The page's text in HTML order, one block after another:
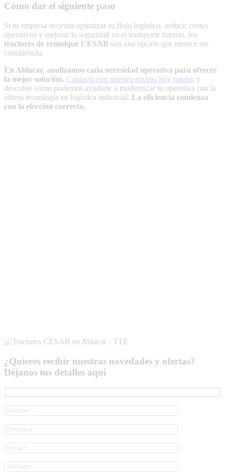
Cómo dar el siguiente paso
Si tu empresa necesita optimizar su flujo logístico, reducir costes
operativos y mejorar la seguridad en el transporte interno, los
tractores de remolque CESAB son una opción que merece ser
considerada.
En Ablacar, analizamos cada necesidad operativa para ofrecer
la mejor solución. Contacta con nuestro equipo hoy mismo y
descubre cómo podemos ayudarte a modernizar tu operativa con la
última tecnología en logística industrial. La eficiencia comienza
con la elección correcta.
¿Quieres recibir nuestras novedades y ofertas?
Déjanos tus detalles aquí